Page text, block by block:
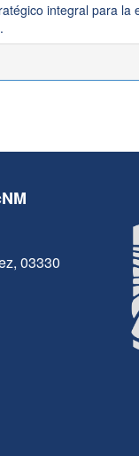
integral para
03330